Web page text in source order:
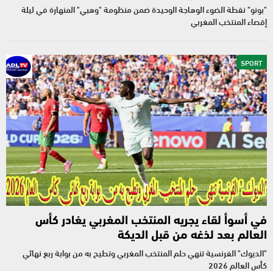
"بونو" نقطة الضوء الوهاجة الوحيدة ضمن منظومة "وهبي" المنهارة في ليلة
إقصاء المنتخب المغربي
SPORT
في أسوأ لقاء يجريه المنتخب المغربي يغادر كأس
العالم بعد لذغه من قبل الديكة
"الديوك" الفرنسية تنهي حلم المنتخب المغربي وتطيح به من بوابة ربع نهائي
كأس العالم 2026